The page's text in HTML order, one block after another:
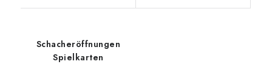
Schacheröffnungen
Spielkarten